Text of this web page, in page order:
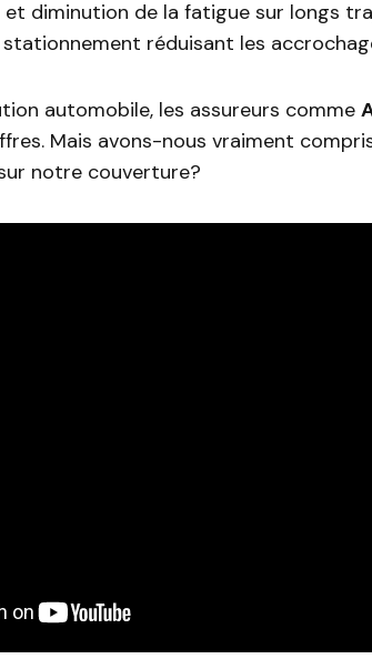
diminution de la fatigue sur longs
réduisant les
automobile, les assureurs comme
Mais avons-nous vraiment
notre couverture?